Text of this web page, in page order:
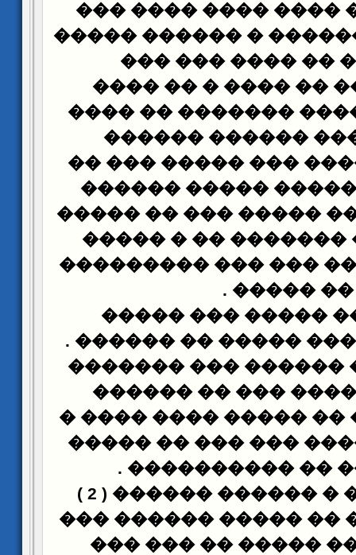
������ ��� ����
������� �������� �
������� �� ����
��������� �� ����
������ �� ����
������ ���
�������� ���� ���
����� ��������
������ �� ��� �����
��� �� ��� �������
����� �� ���� ���
�� �����
.
�� ��� ��� �����
��������� ���
.
�� �� ����� ������
��� ��� ����� ���
���������� �� �����
������ ������ ���
���� ��� ��
.
����� ���� � ������ ������ ( 2 )
����� ����� ��
���� �� ��� �����